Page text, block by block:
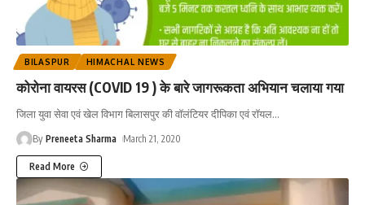
BILASPUR HIMACHAL NEWS
कोरोना वायरस (COVID 19 ) के बारे जागरूकता अभियान चलाया गया
जिला युवा सेवा एवं खेल विभाग बिलासपुर की वॉलंटियर दीपिका एवं रॉयल…
By Preneeta Sharma March 21, 2020
Read More